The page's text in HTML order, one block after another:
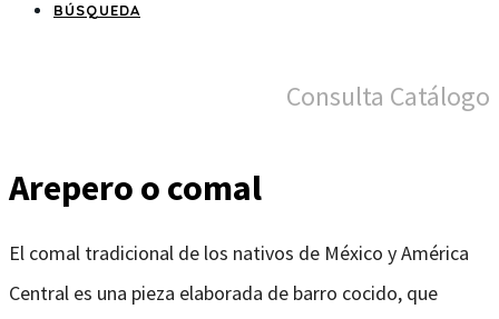
BÚSQUEDA
Consulta Catálogo
Arepero o comal
El comal tradicional de los nativos de México y América
Central es una pieza elaborada de barro cocido, que